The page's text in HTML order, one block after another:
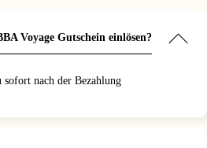
Voyage Gutschein einlösen?
sofort nach der Bezahlung